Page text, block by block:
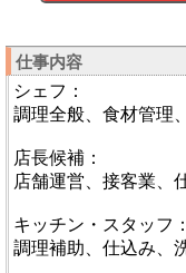
仕事内容
シェフ：
調理全般、食材管理
店長候補：
店舗運営、接客業、
キッチン・スタッフ：
調理補助、仕込み、